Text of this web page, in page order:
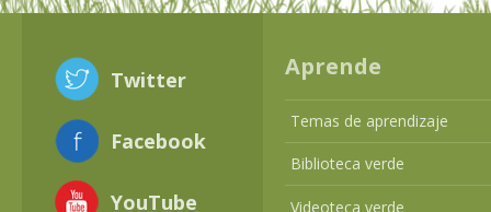
Twitter
Facebook
YouTube
Aprende
Temas de aprendizaje
Biblioteca verde
Videoteca verde